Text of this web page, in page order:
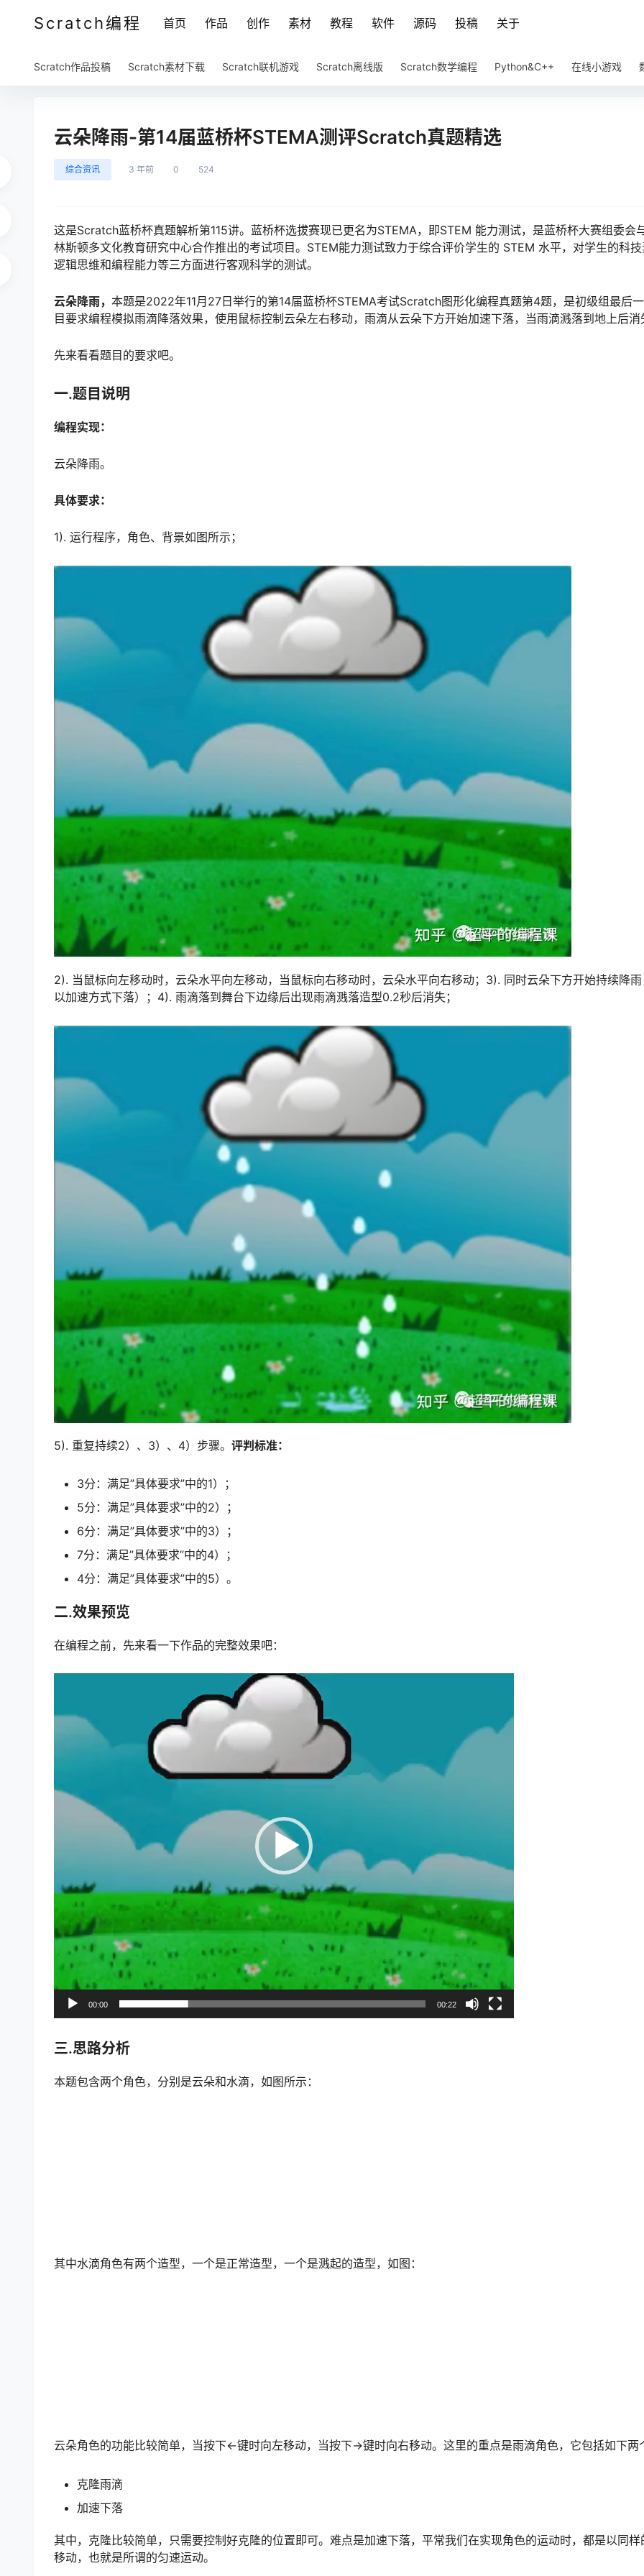
Scratch编程 首页 作品 创作 素材 教程 软件 源码 投稿 关于
Scratch作品投稿 Scratch素材下载 Scratch联机游戏 Scratch离线版 Scratch数学编程 Python&C++ 在线小游戏
云朵降雨-第14届蓝桥杯STEMA测评Scratch真题精选
综合资讯 3 年前 0 524
这是Scratch蓝桥杯真题解析第115讲。蓝桥杯选拔赛现已更名为STEMA，即STEM 能力测试，是蓝桥杯大赛组委会
林斯顿多文化教育研究中心合作推出的考试项目。STEM能力测试致力于综合评价学生的 STEM 水平，对学生的科
逻辑思维和编程能力等三方面进行客观科学的测试。
云朵降雨， 本题是2022年11月27日举行的第14届蓝桥杯STEMA考试Scratch图形化编程真题第4题，是初级组最后
目要求编程模拟雨滴降落效果，使用鼠标控制云朵左右移动，雨滴从云朵下方开始加速下落，当雨滴溅落到地上后消
先来看看题目的要求吧。
一.题目说明
编程实现：
云朵降雨。
具体要求：
1). 运行程序，角色、背景如图所示；
2). 当鼠标向左移动时，云朵水平向左移动，当鼠标向右移动时，云朵水平向右移动；3). 同时云朵下方开始持续降
以加速方式下落）；4). 雨滴落到舞台下边缘后出现雨滴溅落造型0.2秒后消失；
5). 重复持续2）、3）、4）步骤。 评判标准：
3分：满足”具体要求”中的1）；
5分：满足”具体要求”中的2）；
6分：满足”具体要求”中的3）；
7分：满足”具体要求”中的4）；
4分：满足”具体要求”中的5）。
二.效果预览
在编程之前，先来看一下作品的完整效果吧：
播
00:00 00:22
三.思路分析
本题包含两个角色，分别是云朵和水滴，如图所示：
其中水滴角色有两个造型，一个是正常造型，一个是溅起的造型，如图：
云朵角色的功能比较简单，当按下←键时向左移动，当按下→键时向右移动。这里的重点是雨滴角色，它包括如下两
克隆雨滴
加速下落
其中，克隆比较简单，只需要控制好克隆的位置即可。难点是加速下落，平常我们在实现角色的运动时，都是以同样
移动，也就是所谓的匀速运动。